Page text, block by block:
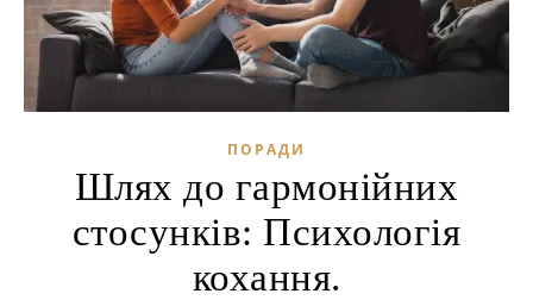
ПОРАДИ
Шлях до гармонійних
стосунків: Психологія
кохання.